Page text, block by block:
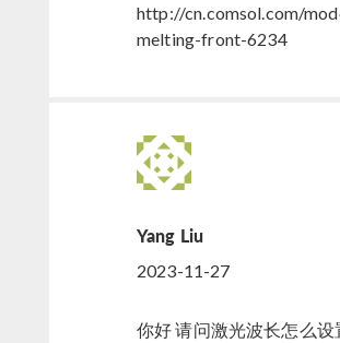
http://cn.comsol.com/
melting-front-6234
Yang Liu
2023-11-27
你好 请问激光波长怎么设